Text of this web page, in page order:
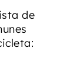
de